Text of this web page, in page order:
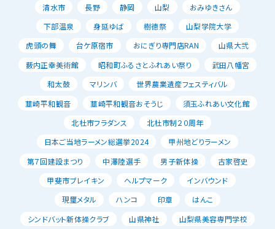
清水市
長野 静岡 山梨
おみゆきさん
下部温泉
身延ゆば 樹徳祭
山梨学院大学
虎頭の舞
台ケ原宿市 おにぎり専門店RAN
山県大弐
薮内正幸美術館
昭和町ふるさとふれあい祭り
武田八幡宮
和太鼓
マリンバ
世界農業遺産フェスティバル
韮崎平和観音
韮崎平和観音おそうじ
須玉ふれあい文化館
北杜市フラダンス
北杜市制２０周年
日本ご当地ラーメン総選挙2024
甲州地どりラーメン
第７回建設まつり
中澤陸選手 男子新体操
古家啓史
甲斐市ブレイキン
ヘルプマーク
インバウンド
現璽メタル
ハンコ 印章
はんこ
シンドバット新体操クラブ
山県神社
山梨県美容専門学校